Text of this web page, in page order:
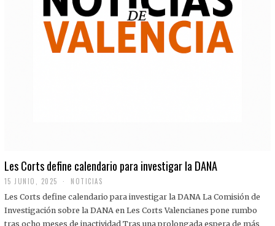
Les Corts define calendario para investigar la DANA
15 JUNIO, 2025 NOTICIAS
Les Corts define calendario para investigar la DANA La Comisión de
Investigación sobre la DANA en Les Corts Valencianes pone rumbo
tras ocho meses de inactividad Tras una prolongada espera de más